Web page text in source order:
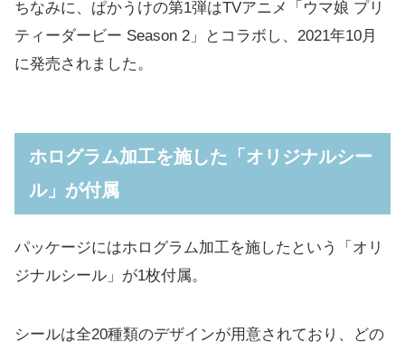
ちなみに、ぱかうけの第1弾はTVアニメ「ウマ娘 プリ
ティーダービー Season 2」とコラボし、2021年10月
に発売されました。
ホログラム加工を施した「オリジナルシー
ル」が付属
パッケージにはホログラム加工を施したという「オリ
ジナルシール」が1枚付属。
シールは全20種類のデザインが用意されており、どの